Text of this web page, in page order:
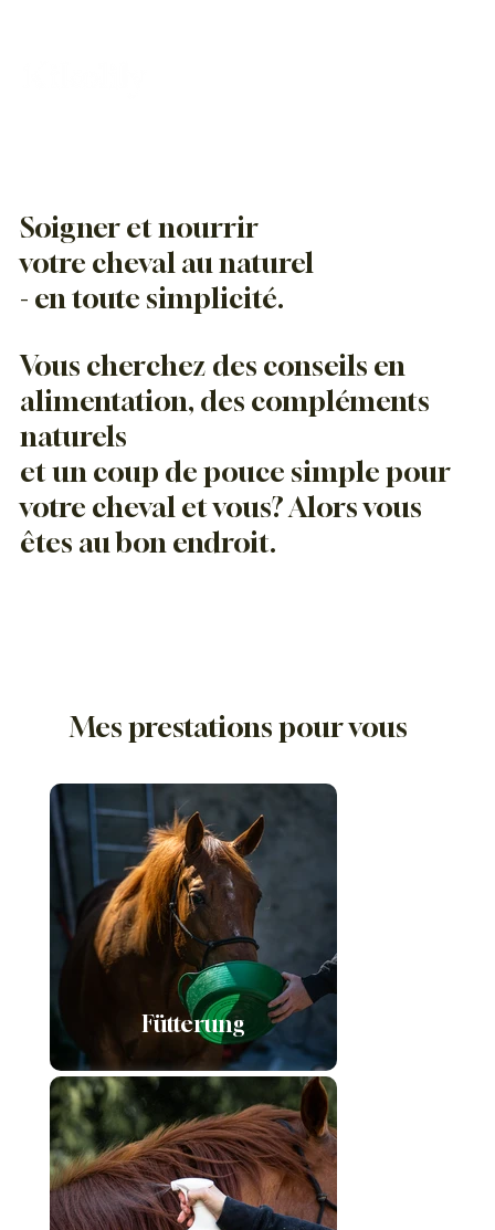
Soigner et nourrir
votre cheval au naturel
- en toute simplicité.
Vous cherchez des conseils en
alimentation, des compléments
naturels
et un coup de pouce simple pour
votre cheval et vous? Alors vous
êtes au bon endroit.
Mes prestations pour vous
Fütterung